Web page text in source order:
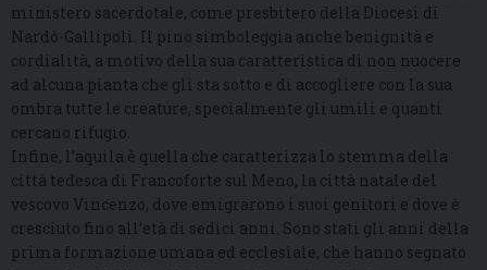
ministero sacerdotale, come presbitero della Diocesi di
Nardò-Gallipoli. Il pino simboleggia anche benignità e
cordialità, a motivo della sua caratteristica di non nuocere
ad alcuna pianta che gli sta sotto e di accogliere con la sua
ombra tutte le creature, specialmente gli umili e quanti
cercano rifugio.
Infine, l’aquila è quella che caratterizza lo stemma della
città tedesca di Francoforte sul Meno, la città natale del
vescovo Vincenzo, dove emigrarono i suoi genitori e dove è
cresciuto fino all’età di sedici anni. Sono stati gli anni della
prima formazione umana ed ecclesiale, che hanno segnato